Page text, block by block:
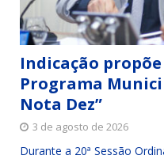
Indicação
Programa
Nota Dez”
3 de agosto de 2026
Durante a 20ª Sessão